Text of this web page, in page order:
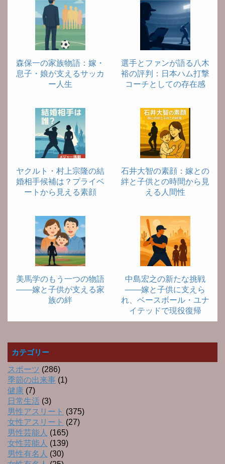
森保一の家族物語：嫁・
息子・娘が支えるサッカ
ー人生
選手とファンが語る八木
裕の評判：日本ハム打撃
コーチとしての存在感
ヤクルト・村上宗隆の結
婚相手候補は？プライベ
ートから見える素顔
石井大智の素顔：嫁との
絆と子供との時間から見
える人間性
美馬学のもう一つの物語
――嫁と子供が支える家
族の絆
中島宏之の新たな挑戦
――嫁と子供に支えら
れ、ベースボール・ユナ
イテッドで現役復帰
カテゴリー
スポーツ (286)
季節の出来事 (1)
健康 (7)
日常生活 (3)
男性アスリート (375)
女性アスリート (27)
男性芸能人 (165)
女性芸能人 (139)
男性有名人 (30)